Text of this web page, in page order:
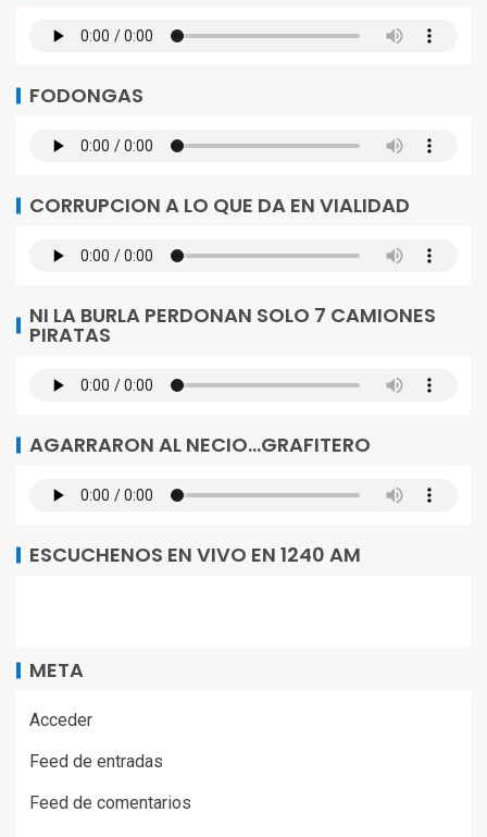
FODONGAS
CORRUPCION A LO QUE DA EN VIALIDAD
NI LA BURLA PERDONAN SOLO 7 CAMIONES
PIRATAS
AGARRARON AL NECIO…GRAFITERO
ESCUCHENOS EN VIVO EN 1240 AM
META
Acceder
Feed de entradas
Feed de comentarios